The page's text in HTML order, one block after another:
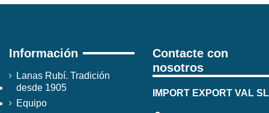
Información
Lanas Rubí. Tradición
desde 1905
Equipo
Contacte con
nosotros
IMPORT EXPORT VAL SL